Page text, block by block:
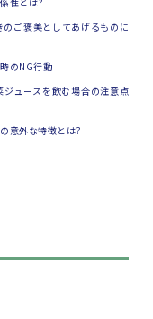
のご褒美としてあげるものに
のNG行動
ジュースを飲む場合の注意点
意外な特徴とは?